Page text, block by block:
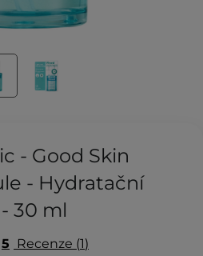
- Good Skin
- Hydratační
30 ml
5 Recenze 1